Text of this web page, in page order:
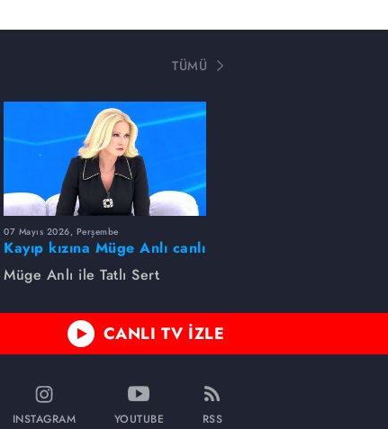
TÜMÜ
07 Mayıs 2026, Perşembe
Kayıp kızına Müge Anlı canlı
yayında kavuştu
Müge Anlı ile Tatlı Sert
CANLI TV İZLE
INSTAGRAM YOUTUBE RSS